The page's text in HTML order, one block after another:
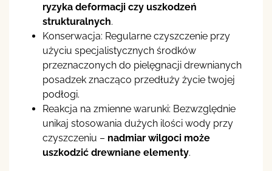
ryzyka deformacji czy uszkodzeń
strukturalnych.
Konserwacja: Regularne czyszczenie przy
użyciu specjalistycznych środków
przeznaczonych do pielęgnacji drewnianych
posadzek znacząco przedłuży życie twojej
podłogi.
Reakcja na zmienne warunki: Bezwzględnie
unikaj stosowania dużych ilości wody przy
czyszczeniu – nadmiar wilgoci może
uszkodzić drewniane elementy.